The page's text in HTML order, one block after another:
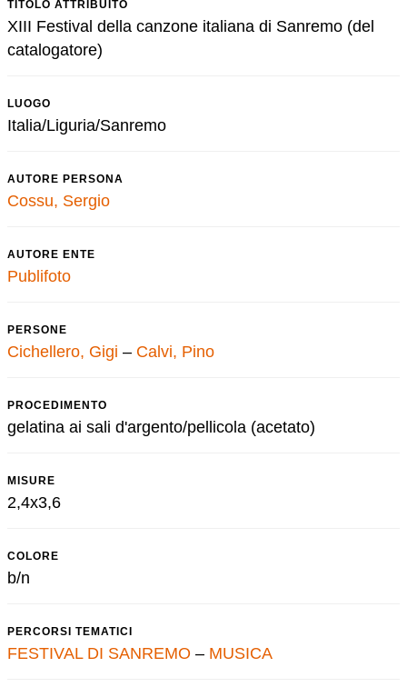
TITOLO ATTRIBUITO
XIII Festival della canzone italiana di Sanremo (del
catalogatore)
LUOGO
Italia/Liguria/Sanremo
AUTORE PERSONA
Cossu, Sergio
AUTORE ENTE
Publifoto
PERSONE
Cichellero, Gigi – Calvi, Pino
PROCEDIMENTO
gelatina ai sali d'argento/pellicola (acetato)
MISURE
2,4x3,6
COLORE
b/n
PERCORSI TEMATICI
FESTIVAL DI SANREMO – MUSICA